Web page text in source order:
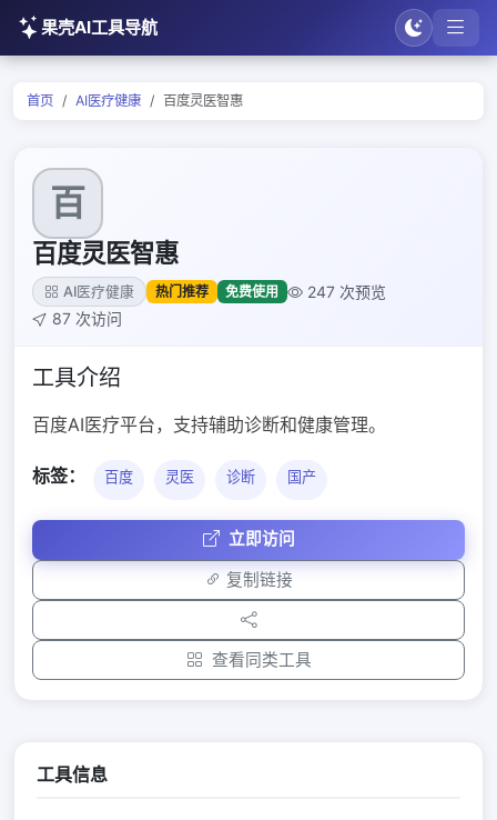
果壳AI工具导航
首页 AI医疗健康 百度灵医智惠
百
百度灵医智惠
AI医疗健康 热门推荐 免费使用
247 次预览
87 次访问
工具介绍
百度AI医疗平台，支持辅助诊断和健康管理。
标签： 百度 灵医 诊断 国产
立即访问
复制链接
查看同类工具
工具信息